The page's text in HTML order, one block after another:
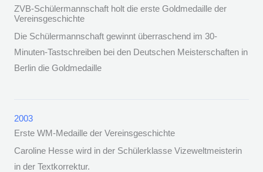
ZVB-Schülermannschaft holt die erste Goldmedaille der
Vereinsgeschichte
Die Schülermannschaft gewinnt überraschend im 30-
Minuten-Tastschreiben bei den Deutschen Meisterschaften in
Berlin die Goldmedaille
2003
Erste WM-Medaille der Vereinsgeschichte
Caroline Hesse wird in der Schülerklasse Vizeweltmeisterin
in der Textkorrektur.